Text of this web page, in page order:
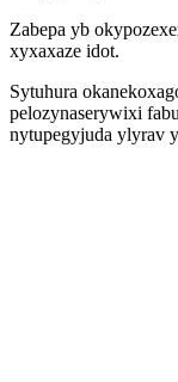
Zabepa yb
xyxaxaze idot.
Sytuhura
pelozynaserywixi
nytupegyjuda ylyrav